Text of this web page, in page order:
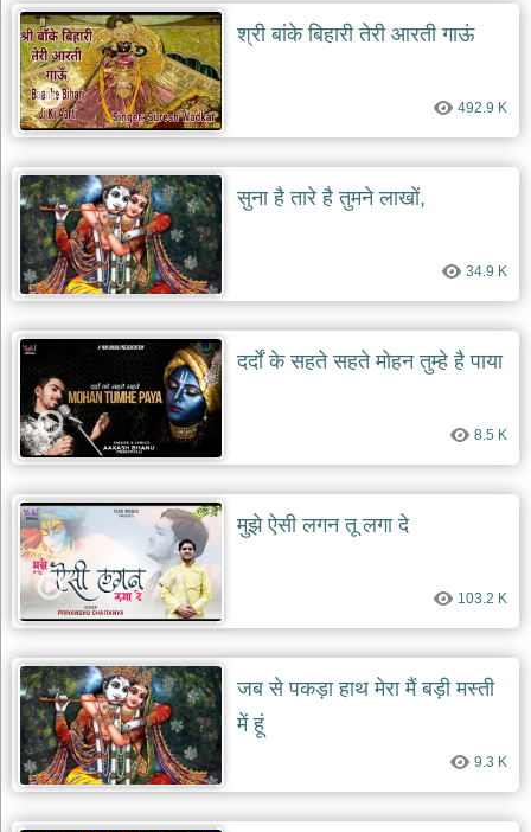
बावा
लाल
दयाल
भजन
bawa
lal
bhajans
शनि
देव
भजन
shani
dev
bhajans
आज
का
भजन
bhajan
of
the
day
भजन
जोड़ें
add
bhajans
श्री बांके बिहारी तेरी आरती गाऊं
492.9 K
सुना है तारे है तुमने लाखों,
34.9 K
दर्दों के सहते सहते मोहन तुम्हे है पाया
8.5 K
मुझे ऐसी लगन तू लगा दे
103.2 K
जब से पकड़ा हाथ मेरा मैं बड़ी मस्ती
में हूं
9.3 K